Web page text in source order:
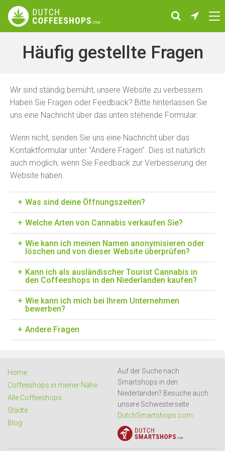
Häufig gestellte Fragen
Wir sind ständig bemüht, unsere Website zu verbessern.
Haben Sie Fragen oder Feedback? Bitte hinterlassen Sie
uns eine Nachricht über das unten stehende Formular.
Wenn nicht, senden Sie uns eine Nachricht über das
Kontaktformular unter "Andere Fragen". Dies ist natürlich
auch möglich, wenn Sie Feedback zur Verbesserung der
Website haben.
Was sind deine Öffnungszeiten?
Welche Arten von Cannabis verkaufen Sie?
Wie kann ich meinen Namen anonymisieren oder
löschen und von dieser Website überprüfen?
Kann ich als ausländischer Tourist Cannabis in
den Coffeeshops in den Niederlanden kaufen?
Wie kann ich mich bei Ihrem Unternehmen
bewerben?
Andere Fragen
Home
Coffeeshops in meiner Nähe
Alle Coffeeshops
Städte
Blog
Auf der Suche nach
Smartshops in den
Niederlanden? Besuche auch
unsere Schwesterseite
DutchSmartshops.com: